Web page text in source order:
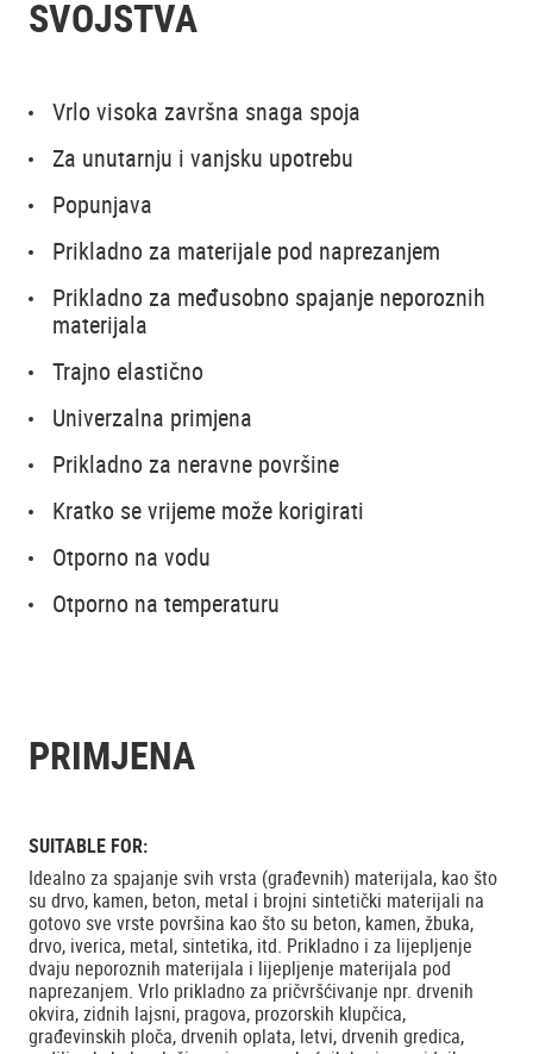
SVOJSTVA
Vrlo visoka završna snaga spoja
Za unutarnju i vanjsku upotrebu
Popunjava
Prikladno za materijale pod naprezanjem
Prikladno za međusobno spajanje neporoznih
materijala
Trajno elastično
Univerzalna primjena
Prikladno za neravne površine
Kratko se vrijeme može korigirati
Otporno na vodu
Otporno na temperaturu
PRIMJENA
SUITABLE FOR:
Idealno za spajanje svih vrsta (građevnih) materijala, kao što
su drvo, kamen, beton, metal i brojni sintetički materijali na
gotovo sve vrste površina kao što su beton, kamen, žbuka,
drvo, iverica, metal, sintetika, itd. Prikladno i za lijepljenje
dvaju neporoznih materijala i lijepljenje materijala pod
naprezanjem. Vrlo prikladno za pričvršćivanje npr. drvenih
okvira, zidnih lajsni, pragova, prozorskih klupčica,
građevinskih ploča, drvenih oplata, letvi, drvenih gredica,